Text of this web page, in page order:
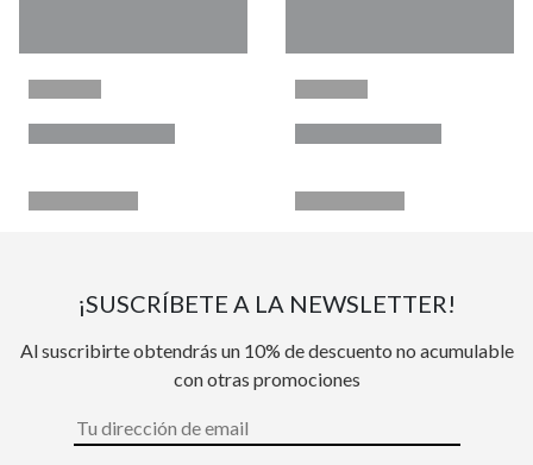
¡SUSCRÍBETE A LA NEWSLETTER!
Al suscribirte obtendrás un 10% de descuento no acumulable
con otras promociones